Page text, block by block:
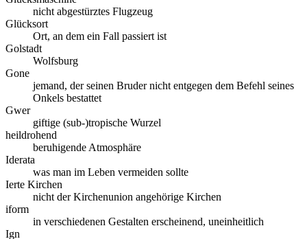
nicht abgestürztes Flugzeug
Glücksort
Ort, an dem ein Fall passiert ist
Golstadt
Wolfsburg
Gone
jemand, der seinen Bruder nicht entgegen dem Befehl seines
Onkels bestattet
Gwer
giftige (sub-)tropische Wurzel
heildrohend
beruhigende Atmosphäre
Iderata
was man im Leben vermeiden sollte
Ierte Kirchen
nicht der Kirchenunion angehörige Kirchen
iform
in verschiedenen Gestalten erscheinend, uneinheitlich
Ign